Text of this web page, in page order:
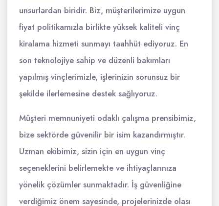
unsurlardan biridir. Biz, müşterilerimize uygun
fiyat politikamızla birlikte yüksek kaliteli vinç
kiralama hizmeti sunmayı taahhüt ediyoruz. En
son teknolojiye sahip ve düzenli bakımları
yapılmış vinçlerimizle, işlerinizin sorunsuz bir
şekilde ilerlemesine destek sağlıyoruz.
Müşteri memnuniyeti odaklı çalışma prensibimiz,
bize sektörde güvenilir bir isim kazandırmıştır.
Uzman ekibimiz, sizin için en uygun vinç
seçeneklerini belirlemekte ve ihtiyaçlarınıza
yönelik çözümler sunmaktadır. İş güvenliğine
verdiğimiz önem sayesinde, projelerinizde olası